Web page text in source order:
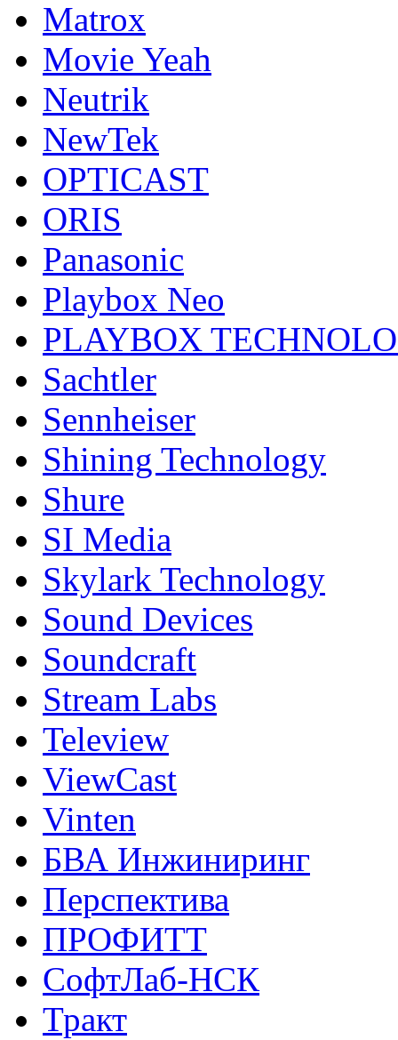
Matrox
Movie Yeah
Neutrik
NewTek
OPTICAST
ORIS
Panasonic
Playbox Neo
PLAYBOX
Sachtler
Sennheiser
Shining Technology
Shure
SI Media
Skylark Technology
Sound Devices
Soundcraft
Stream Labs
Teleview
ViewCast
Vinten
БВА Инжиниринг
Перспектива
ПРОФИТТ
СофтЛаб-НСК
Тракт